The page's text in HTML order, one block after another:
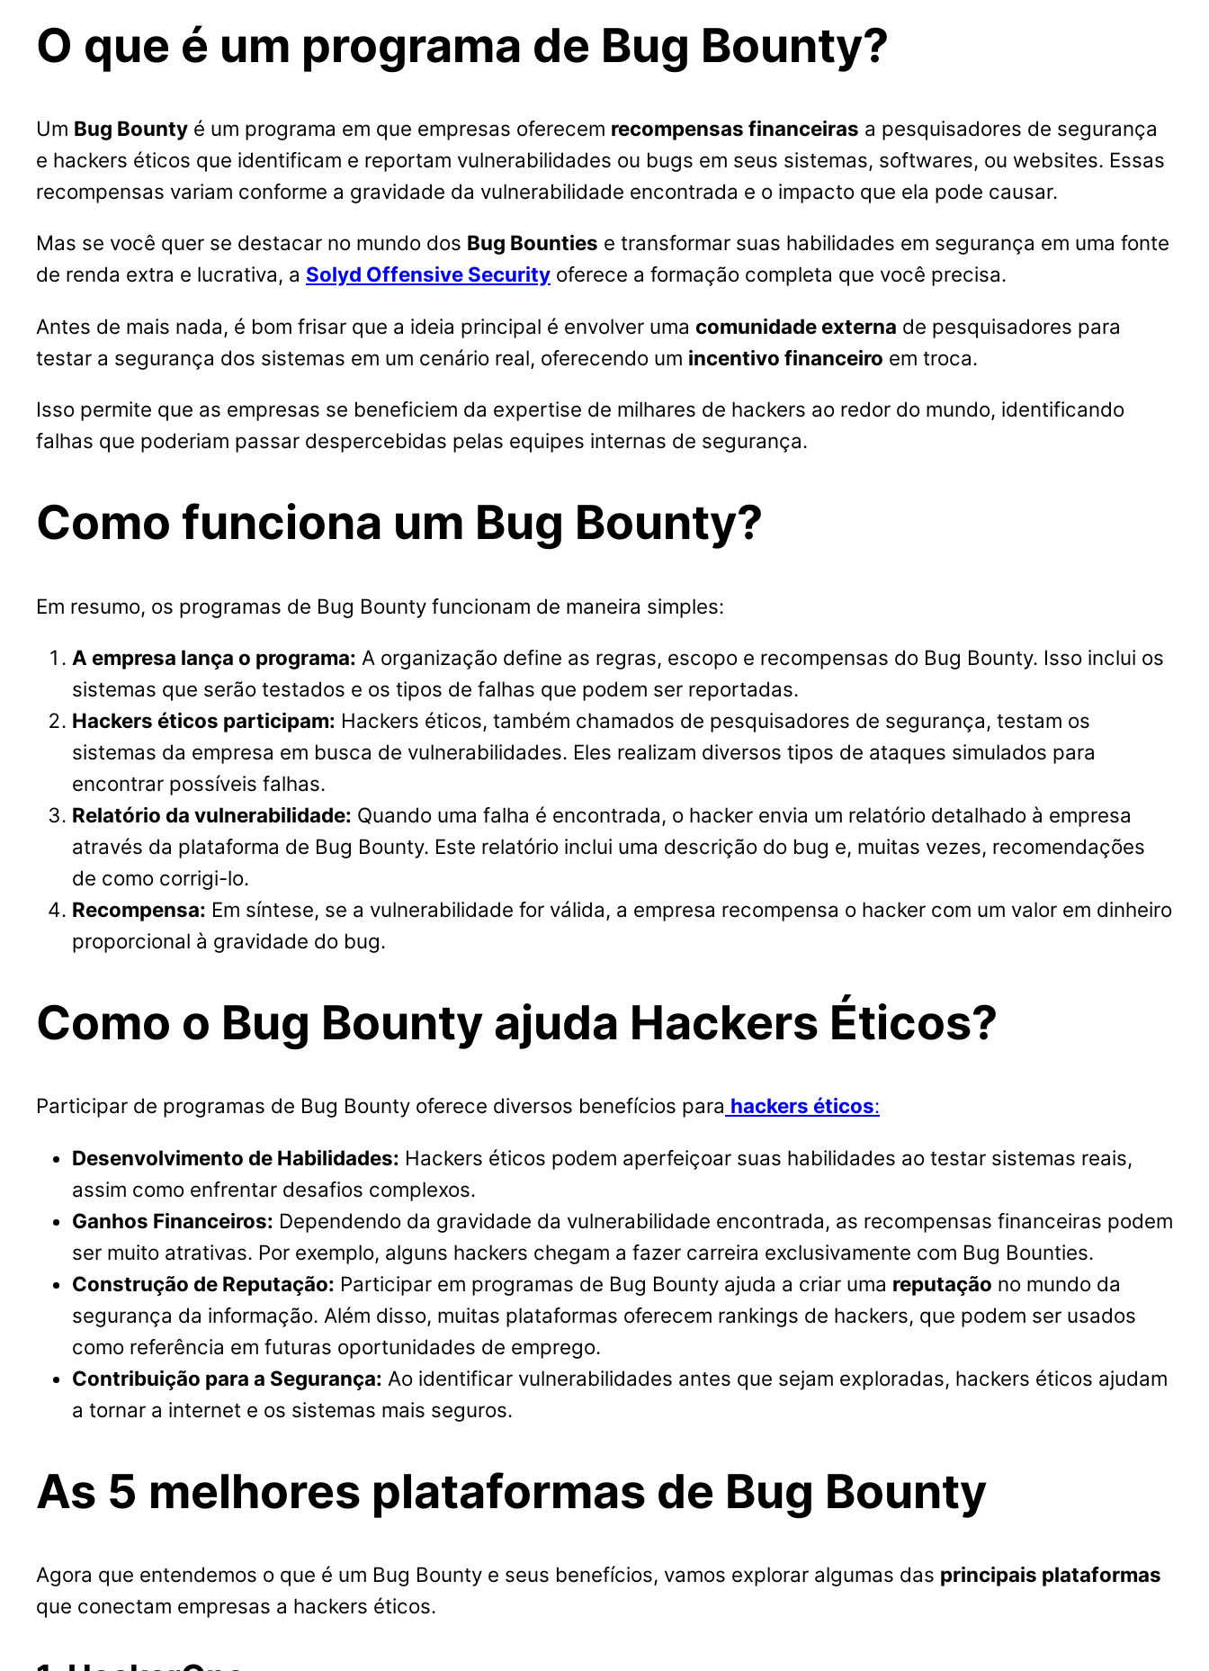
O que é um programa de Bug Bounty?
Um Bug Bounty é um programa em que empresas oferecem recompensas financeiras a pesquisadores de segurança
e hackers éticos que identificam e reportam vulnerabilidades ou bugs em seus sistemas, softwares, ou websites. Essas
recompensas variam conforme a gravidade da vulnerabilidade encontrada e o impacto que ela pode causar.
Mas se você quer se destacar no mundo dos Bug Bounties e transformar suas habilidades em segurança em uma fonte
de renda extra e lucrativa, a Solyd Offensive Security oferece a formação completa que você precisa.
Antes de mais nada, é bom frisar que a ideia principal é envolver uma comunidade externa de pesquisadores para
testar a segurança dos sistemas em um cenário real, oferecendo um incentivo financeiro em troca.
Isso permite que as empresas se beneficiem da expertise de milhares de hackers ao redor do mundo, identificando
falhas que poderiam passar despercebidas pelas equipes internas de segurança.
Como funciona um Bug Bounty?
Em resumo, os programas de Bug Bounty funcionam de maneira simples:
A empresa lança o programa: A organização define as regras, escopo e recompensas do Bug Bounty. Isso inclui os
sistemas que serão testados e os tipos de falhas que podem ser reportadas.
Hackers éticos participam: Hackers éticos, também chamados de pesquisadores de segurança, testam os
sistemas da empresa em busca de vulnerabilidades. Eles realizam diversos tipos de ataques simulados para
encontrar possíveis falhas.
Relatório da vulnerabilidade: Quando uma falha é encontrada, o hacker envia um relatório detalhado à empresa
através da plataforma de Bug Bounty. Este relatório inclui uma descrição do bug e, muitas vezes, recomendações
de como corrigi-lo.
Recompensa: Em síntese, se a vulnerabilidade for válida, a empresa recompensa o hacker com um valor em dinheiro
proporcional à gravidade do bug.
Como o Bug Bounty ajuda Hackers Éticos?
Participar de programas de Bug Bounty oferece diversos benefícios para hackers éticos:
Desenvolvimento de Habilidades: Hackers éticos podem aperfeiçoar suas habilidades ao testar sistemas reais,
assim como enfrentar desafios complexos.
Ganhos Financeiros: Dependendo da gravidade da vulnerabilidade encontrada, as recompensas financeiras podem
ser muito atrativas. Por exemplo, alguns hackers chegam a fazer carreira exclusivamente com Bug Bounties.
Construção de Reputação: Participar em programas de Bug Bounty ajuda a criar uma reputação no mundo da
segurança da informação. Além disso, muitas plataformas oferecem rankings de hackers, que podem ser usados
como referência em futuras oportunidades de emprego.
Contribuição para a Segurança: Ao identificar vulnerabilidades antes que sejam exploradas, hackers éticos ajudam
a tornar a internet e os sistemas mais seguros.
As 5 melhores plataformas de Bug Bounty
Agora que entendemos o que é um Bug Bounty e seus benefícios, vamos explorar algumas das principais plataformas
que conectam empresas a hackers éticos.